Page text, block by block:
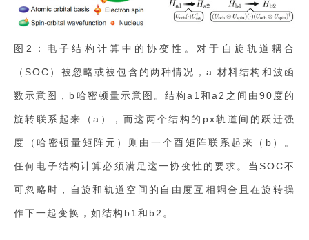
图2：电子结构计算中的协变性。对于自旋轨道耦合
（SOC）被忽略或被包含的两种情况，a 材料结构和波函
数示意图，b哈密顿量示意图。结构a1和a2之间由90度的
旋转联系起来（a），而这两个结构的px轨道间的跃迁强
度（哈密顿量矩阵元）则由一个酉矩阵联系起来（b）。
任何电子结构计算必须满足这一协变性的要求。当SOC不
可忽略时，自旋和轨道空间的自由度互相耦合且在旋转操
作下一起变换，如结构b1和b2。